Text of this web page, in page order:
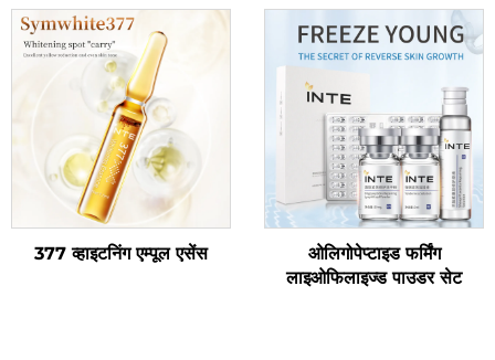
377 व्हाइटनिंग एम्पूल एसेंस
ओलिगोपेप्टाइड फर्मिंग
लाइओफिलाइज्ड पाउडर सेट